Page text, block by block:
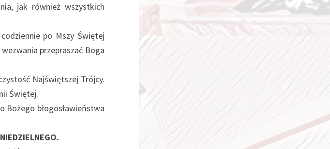
jak również wszystkich
po Mszy Świętej
przepraszać Boga
Najświętszej Trójcy.
Świętej.
błogosławieństwa